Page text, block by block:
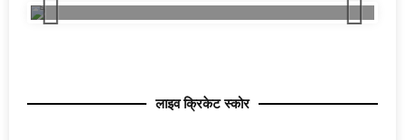
लाइव क्रिकेट स्कोर